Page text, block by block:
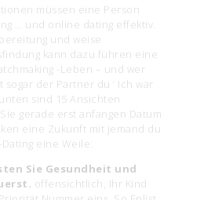
müssen eine Person
… und online dating effektiv.
und weise
kann dazu führen eine
-Leben – und wer
der Partner du ‘ Ich war
sind 15 Ansichten
gerade erst anfangen Datum
eine Zukunft mit jemand du
eine Weile:
Sie Gesundheit und
offensichtlich, Ihr Kind